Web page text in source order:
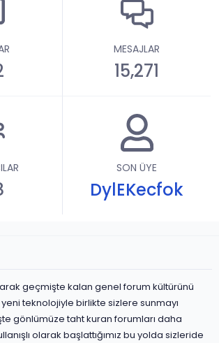
MESAJLAR
15,271
SON ÜYE
DylEKecfok
geçmişte kalan genel forum kültürünü
teknolojiyle birlikte sizlere sunmayı
gönlümüze taht kuran forumları daha
olarak başlattığımız bu yolda sizleride